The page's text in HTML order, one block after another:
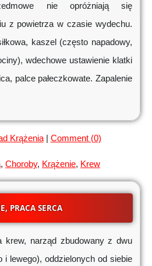
nie opróżniają się
z powietrza w czasie wydechu.
kaszel (często napadowy,
wdechowe ustawienie klatki
palce pałeczkowate. Zapalenie
Krążenia| Comment (0)
, Choroby, Krążenie, Krew
PRACA SERCA
krew, narząd zbudowany z dwu
i lewego), oddzielonych od siebie